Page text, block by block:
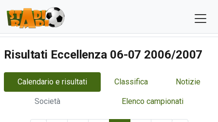
Risultati Eccellenza 06-07 2006/2007
Calendario e risultati Classifica Notizie
Società Elenco campionati